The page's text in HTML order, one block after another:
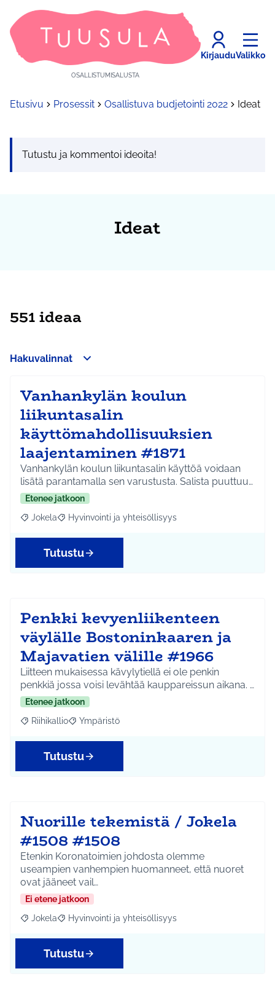
OSALLISTUMISALUSTA
KirjauduValikko
Etusivu Prosessit Osallistuva budjetointi 2022 Ideat
Tutustu ja kommentoi ideoita!
Ideat
551 ideaa
Hakuvalinnat
Vanhankylän koulun
liikuntasalin
käyttömahdollisuuksien
laajentaminen #1871
Vanhankylän koulun liikuntasalin käyttöä voidaan
lisätä parantamalla sen varustusta. Salista puuttuu…
Etenee jatkoon
Rajaa tulokset aihepiirin mukaan: Jokela
Jokela Rajaa tulokset teeman mukaan: Hyvinvointi ja
Hyvinvointi ja yhteisöllisyys
Tutustu
Penkki kevyenliikenteen
väylälle Bostoninkaaren ja
Majavatien välille #1966
Liitteen mukaisessa kävylytiellä ei ole penkin
penkkiä jossa voisi levähtää kauppareissun aikana. …
Etenee jatkoon
Rajaa tulokset aihepiirin mukaan: Riihikallio
Riihikallio Rajaa tulokset teeman mukaan: Ympäristö
Ympäristö
Tutustu
Nuorille tekemistä / Jokela
#1508 #1508
Etenkin Koronatoimien johdosta olemme
useampien vanhempien huomanneet, että nuoret
ovat jääneet vail…
Ei etene jatkoon
Rajaa tulokset aihepiirin mukaan: Jokela
Jokela Rajaa tulokset teeman mukaan: Hyvinvointi ja
Hyvinvointi ja yhteisöllisyys
Tutustu